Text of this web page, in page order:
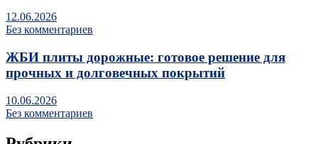
12.06.2026
Без комментариев
ЖБИ плиты дорожные: готовое решение для
прочных и долговечных покрытий
10.06.2026
Без комментариев